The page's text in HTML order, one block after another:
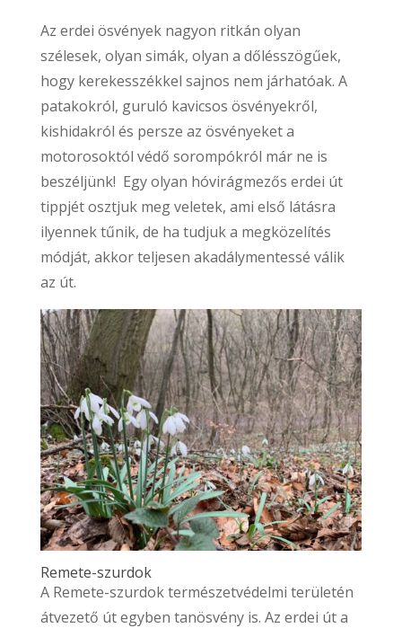
Az erdei ösvények nagyon ritkán olyan
szélesek, olyan simák, olyan a dőlésszögűek,
hogy kerekesszékkel sajnos nem járhatóak. A
patakokról, guruló kavicsos ösvényekről,
kishidakról és persze az ösvényeket a
motorosoktól védő sorompókról már ne is
beszéljünk! Egy olyan hóvirágmezős erdei út
tippjét osztjuk meg veletek, ami első látásra
ilyennek tűnik, de ha tudjuk a megközelítés
módját, akkor teljesen akadálymentessé válik
az út.
Remete-szurdok
A Remete-szurdok természetvédelmi területén
átvezető út egyben tanösvény is. Az erdei út a